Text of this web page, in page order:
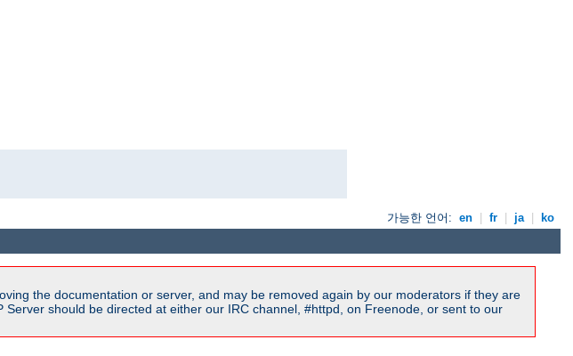
가능한 언어: en fr ja ko
the documentation or server, and may be removed again by our moderators if they are
should be directed at either our IRC channel, #httpd, on Freenode, or sent to our